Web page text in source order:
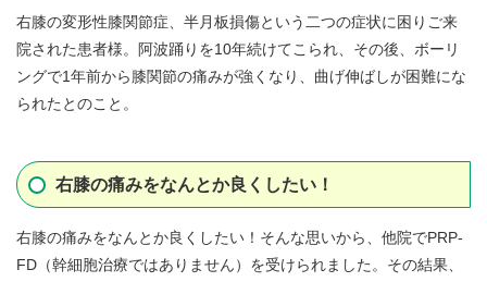
右膝の変形性膝関節症、半月板損傷という二つの症状に困りご来
院された患者様。阿波踊りを10年続けてこられ、その後、ボーリ
ングで1年前から膝関節の痛みが強くなり、曲げ伸ばしが困難にな
られたとのこと。
右膝の痛みをなんとか良くしたい！
右膝の痛みをなんとか良くしたい！そんな思いから、他院でPRP-
FD（幹細胞治療ではありません）を受けられました。その結果、